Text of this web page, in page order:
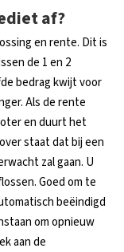
af?
en rente. Dit is
de 1 en 2
bedrag kwijt voor
Als de rente
en duurt het
staat dat bij een
zal gaan. U
Goed om te
beëindigd
om opnieuw
aan de